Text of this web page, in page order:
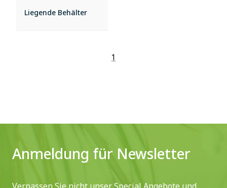
Liegende Behälter
1
Anmeldung für Newsletter